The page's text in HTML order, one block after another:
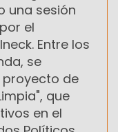
una sesión
el
Entre los
se
de
que
en el